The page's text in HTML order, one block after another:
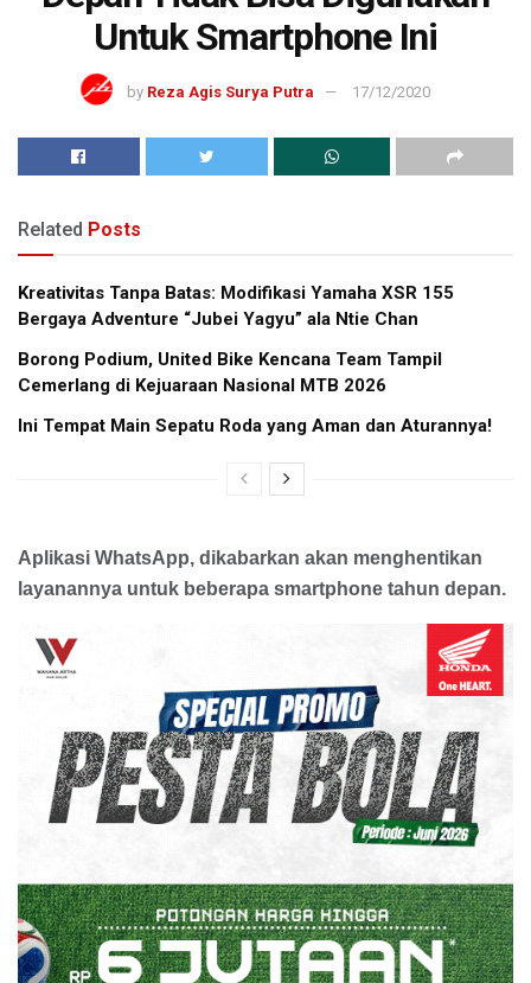
Untuk Smartphone Ini
by Reza Agis Surya Putra 17/12/2020
Related Posts
Kreativitas Tanpa Batas: Modifikasi Yamaha XSR 155
Bergaya Adventure “Jubei Yagyu” ala Ntie Chan
Borong Podium, United Bike Kencana Team Tampil
Cemerlang di Kejuaraan Nasional MTB 2026
Ini Tempat Main Sepatu Roda yang Aman dan Aturannya!
Aplikasi WhatsApp, dikabarkan akan menghentikan
layanannya untuk beberapa smartphone tahun depan.